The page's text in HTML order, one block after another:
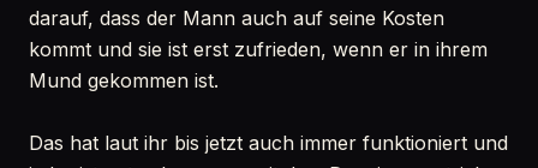
darauf, dass der Mann auch auf seine Kosten
kommt und sie ist erst zufrieden, wenn er in ihrem
Mund gekommen ist.
Das hat laut ihr bis jetzt auch immer funktioniert und